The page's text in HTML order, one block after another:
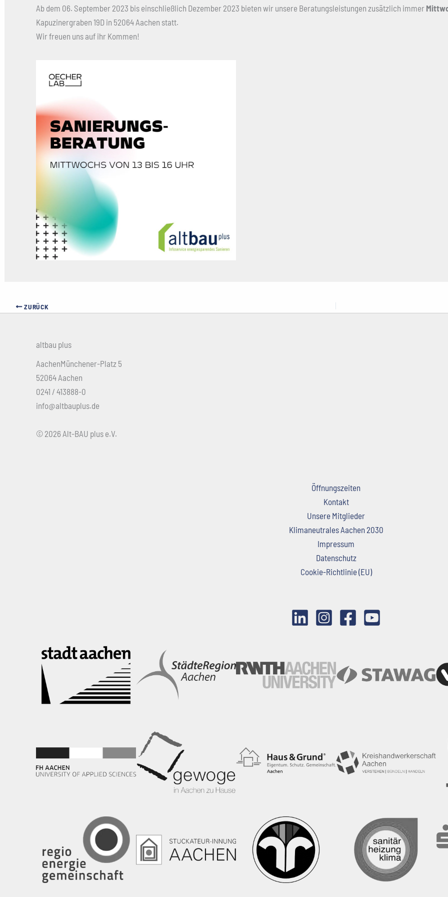
Ab dem 06. September 2023 bis einschließlich Dezember 2023 bieten wir unsere Beratungsleistungen zusätzlich immer
Kapuzinergraben 19D in 52064 Aachen statt.
Wir freuen uns auf ihr Kommen!
ZURÜCK
altbau plus
AachenMünchener-Platz 5
52064 Aachen
0241 / 413888-0
info@altbauplus.de
© 2026 Alt-BAU plus e.V.
Öffnungszeiten
Kontakt
Unsere Mitglieder
Klimaneutrales Aachen 2030
Impressum
Datenschutz
Cookie-Richtlinie (EU)